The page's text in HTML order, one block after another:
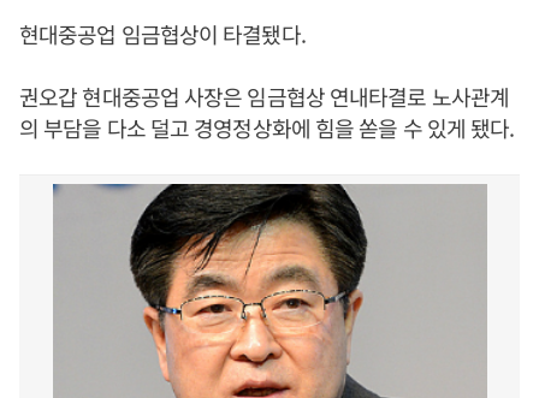
현대중공업 임금협상이 타결됐다.
권오갑 현대중공업 사장은 임금협상 연내타결로 노사관계
의 부담을 다소 덜고 경영정상화에 힘을 쏟을 수 있게 됐다.